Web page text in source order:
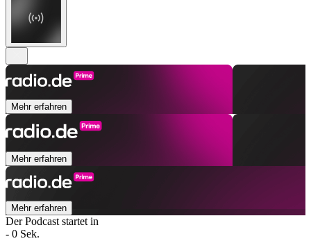
Mehr erfahren
Mehr erfahren
Mehr erfahren
Der Podcast startet in
- 0 Sek.